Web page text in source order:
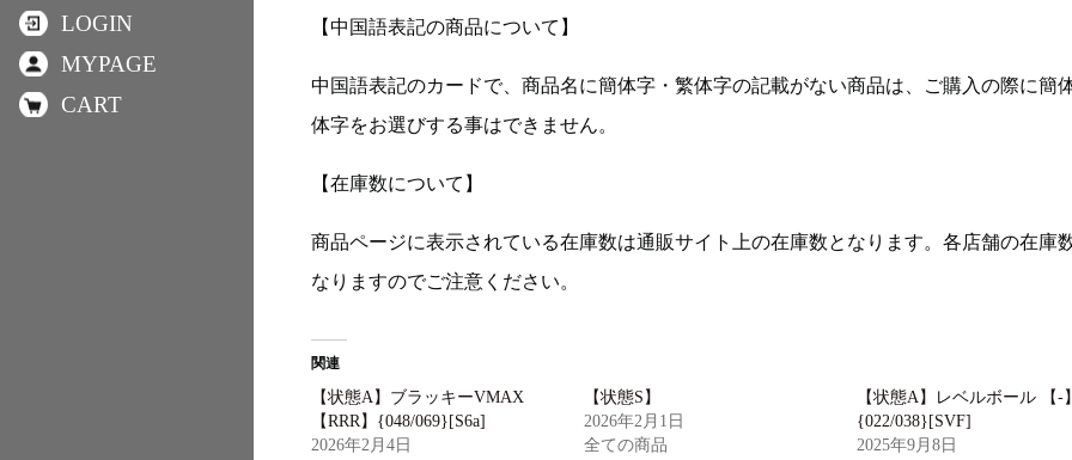
【中国語表記の商品について】
中国語表記のカードで、商品名に簡体字・繁体字の記載がない商品は、ご購入の際に簡
体字をお選びする事はできません。
【在庫数について】
商品ページに表示されている在庫数は通販サイト上の在庫数となります。各店舗の在庫
なりますのでご注意ください。
関連
【状態A】ブラッキーVMAX
【RRR】{048/069}[S6a]
2026年2月4日
【状態S】
2026年2月1日
全ての商品
【状態A】レベルボール 【-】
{022/038}[SVF]
2025年9月8日
LOGIN
MYPAGE
CART